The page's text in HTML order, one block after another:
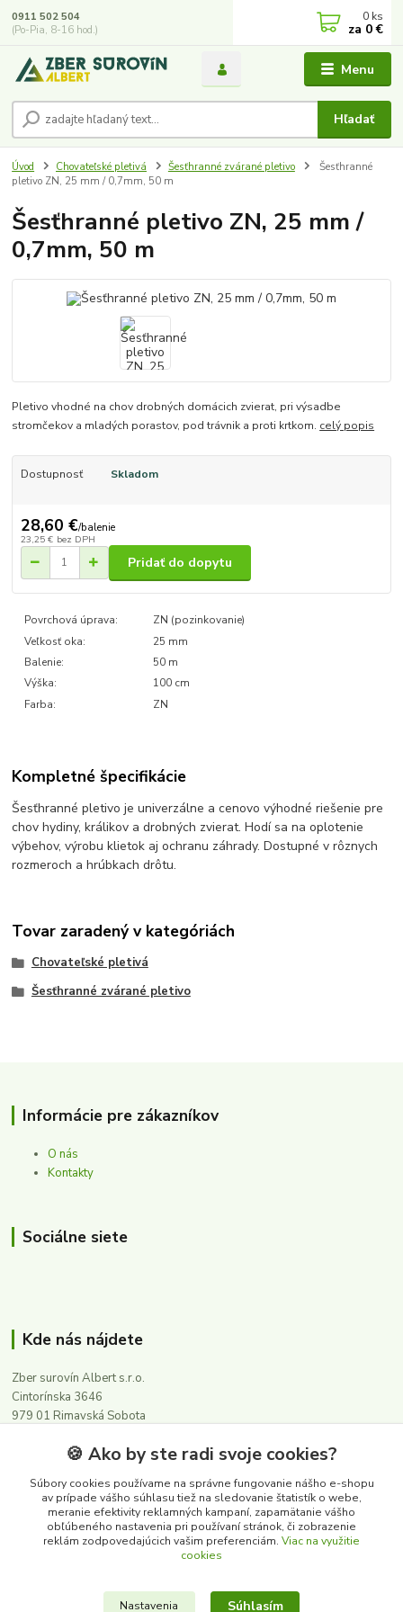
Menu
Hľadať
0911 502 504
(Po-Pia, 8-16 hod.)
0 ks
za 0 €
Úvod Chovateľské pletivá Šesťhranné zvárané pletivo
Šesťhranné
pletivo ZN, 25 mm / 0,7mm, 50 m
Šesťhranné pletivo ZN, 25 mm /
0,7mm, 50 m
Pletivo vhodné na chov drobných domácich zvierat, pri výsadbe
stromčekov a mladých porastov, pod trávnik a proti krtkom. celý popis
Dostupnosť Skladom
28,60 €/balenie
23,25 € bez DPH
Pridať do dopytu
Povrchová úprava:
ZN (pozinkovanie)
Veľkosť oka:
25 mm
Balenie:
50 m
Výška:
100 cm
Farba:
ZN
Kompletné špecifikácie
Šesťhranné pletivo je univerzálne a cenovo výhodné riešenie pre
chov hydiny, králikov a drobných zvierat. Hodí sa na oplotenie
výbehov, výrobu klietok aj ochranu záhrady. Dostupné v rôznych
rozmeroch a hrúbkach drôtu.
Tovar zaradený v kategóriách
Chovateľské pletivá
Šesťhranné zvárané pletivo
Informácie pre zákazníkov
O nás
Kontakty
Sociálne siete
Kde nás nájdete
Zber surovín Albert s.r.o.
Cintorínska 3646
979 01 Rimavská Sobota
Kontakty
0911 502 504
(Po-Pia, 8-16 hod.)
🍪 Ako by ste radi svoje cookies?
Súbory cookies používame na správne fungovanie nášho e-shopu
av prípade vášho súhlasu tiež na sledovanie štatistík o webe,
meranie efektivity reklamných kampaní, zapamätanie vášho
obľúbeného nastavenia pri používaní stránok, či zobrazenie
reklám zodpovedajúcich vašim preferenciám. Viac na využitie
cookies
Nastavenia Súhlasím